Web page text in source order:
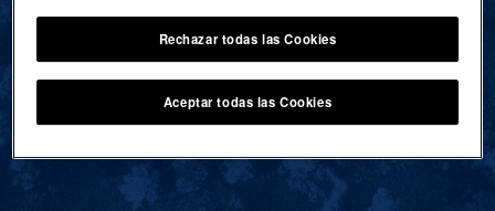
VOLVER AL INICIO
Rechazar todas las Cookies
Aceptar todas las Cookies